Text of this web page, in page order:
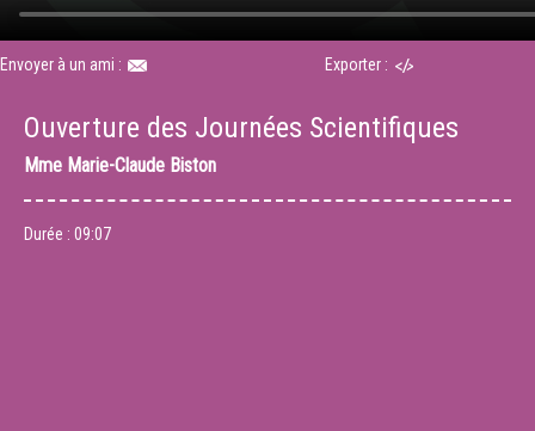
Envoyer à un ami : Exporter :
Ouverture des Journées Scientifiques
Mme Marie-Claude Biston
Durée : 09:07